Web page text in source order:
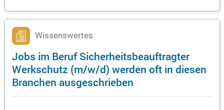
Wissenswertes
Jobs im Beruf Sicherheitsbeauftragter
Werkschutz (m/w/d) werden oft in diesen
Branchen ausgeschrieben